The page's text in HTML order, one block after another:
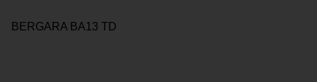
BERGARA BA13 TD